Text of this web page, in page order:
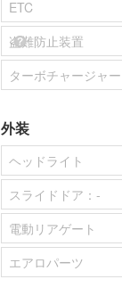
ETC
盗難防止装置
ターボチャージャー
外装
ヘッドライト
スライドドア： -
電動リアゲート
エアロパーツ